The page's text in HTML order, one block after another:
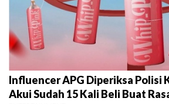
Influencer APG Diperiksa Polisi
Akui Sudah 15 Kali Beli Buat